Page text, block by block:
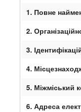
1. Повне
2.
3.
4.
5. Міжміський
6. Адреса